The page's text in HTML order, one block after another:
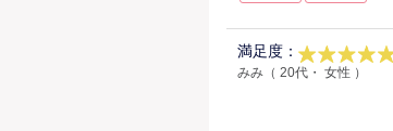
満足度：
みみ（ 20代・ 女性 ）